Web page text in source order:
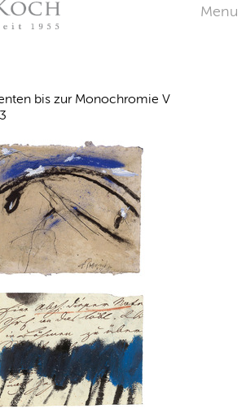
Menu
bis zur Monochromie V